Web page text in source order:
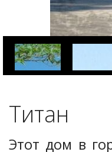
Титан
Этот дом в